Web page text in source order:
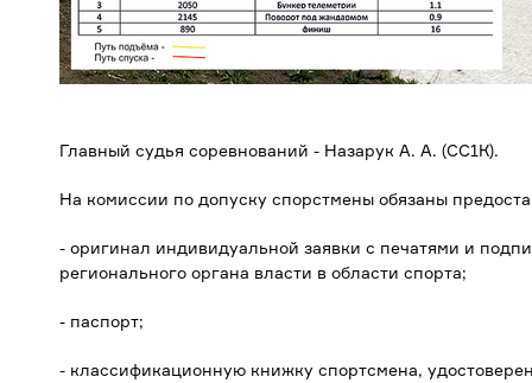
Главный судья соревнований - Назарук А. А. (СС1К).
На комиссии по допуску спорстмены обязаны
- оригинал индивидуальной заявки с печатями и
регионального органа власти в области спорта;
- паспорт;
- классификационную книжку спортсмена,